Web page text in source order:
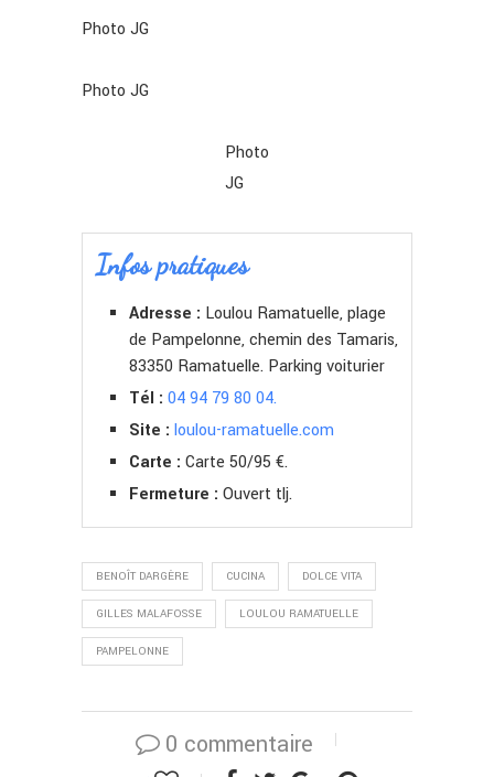
Photo JG
Photo JG
Photo
JG
Infos pratiques
Adresse : Loulou Ramatuelle, plage
de Pampelonne, chemin des Tamaris,
83350 Ramatuelle. Parking voiturier
Tél : 04 94 79 80 04.
Site : loulou-ramatuelle.com
Carte : Carte 50/95 €.
Fermeture : Ouvert tlj.
BENOÎT DARGÈRE CUCINA DOLCE VITA
GILLES MALAFOSSE LOULOU RAMATUELLE
PAMPELONNE
0 commentaire